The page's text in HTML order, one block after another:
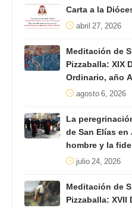
Carta a la
abril 27, 2026
Meditación de
Pizzaballa: XIX
Ordinario, año A
agosto 6, 2026
La
de San Elías
hombre y la
julio 24, 2026
Meditación de
Pizzaballa: